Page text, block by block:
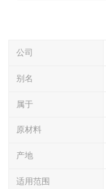
公司
别名
属于
原材料
产地
适用范围